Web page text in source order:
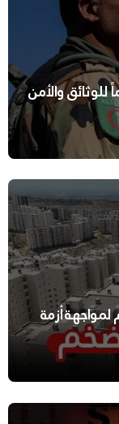
والأمن
أزمة